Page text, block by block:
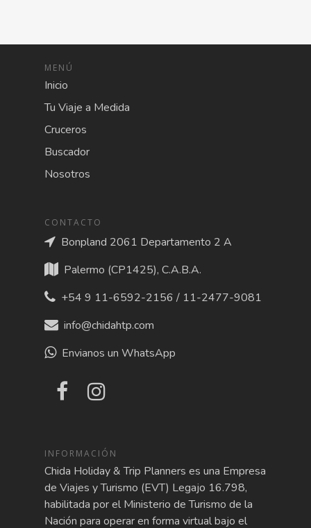
MENÚ
Inicio
Tu Viaje a Medida
Cruceros
Buscador
Nosotros
CONTACTO
Bonpland 2061 Departamento 2 A
Palermo (CP1425), C.A.B.A.
+54 9 11-6592-2156 / 11-2477-9081
info@chidahtp.com
Envianos un WhatsApp
INFORMACIÓN
Chida Holiday & Trip Planners es una Empresa
de Viajes y Turismo (EVT) Legajo 16.798,
habilitada por el Ministerio de Turismo de la
Nación para operar en forma virtual bajo el